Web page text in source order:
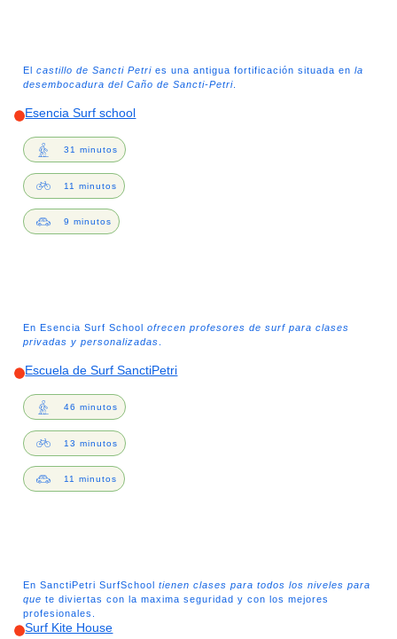
El castillo de Sancti Petri es una antigua fortificación situada en la
desembocadura del Caño de Sancti-Petri
Esencia Surf school
31 minutos
11 minutos
9 minutos
En Esencia Surf School ofrecen profesores de surf para clases
privadas y personalizadas
Escuela de Surf SanctiPetri
46 minutos
13 minutos
11 minutos
En SanctiPetri SurfSchool tienen clases para todos los niveles para
que te diviertas con la maxima seguridad y con los mejores
profesionales.
Surf Kite House